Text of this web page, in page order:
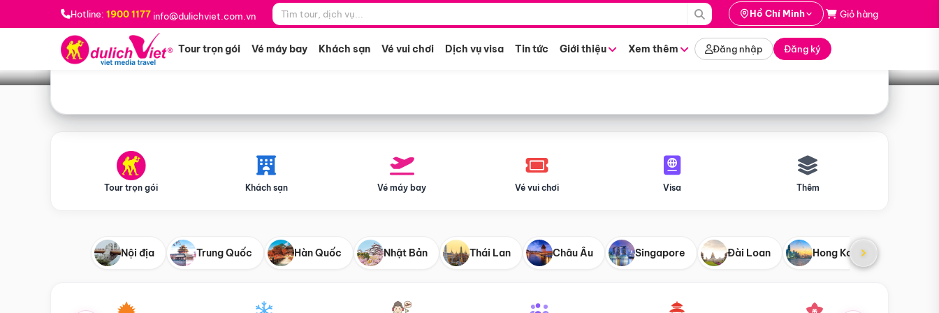
Hotline: 1900 1177 info@dulichviet.com.vn Hồ Chí Minh Giỏ hàng
Tour trọn gói Vé máy bay Khách sạn Vé vui chơi Dịch vụ visa Tin tức Giới thiệu Xem thêm Đăng nhập Đăng ký
Bạn muốn đi đâu? *
Tìm tour
Tour trọn gói Khách sạn Vé máy bay Vé vui chơi Visa Thêm
Nội địa Trung Quốc Hàn Quốc Nhật Bản Thái Lan Châu Âu Singapore Đài Loan Hong Kong